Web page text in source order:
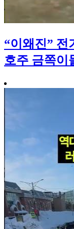
“이왜진” 전
호주 금쪽이